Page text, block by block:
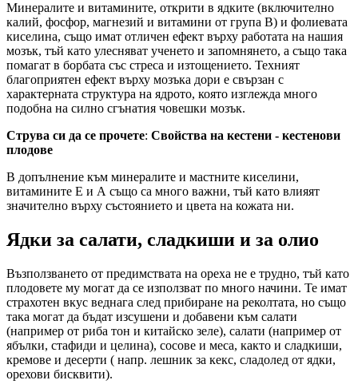
Минералите и витамините, открити в ядките (включително
калий, фосфор, магнезий и витамини от група В) и фолиевата
киселина, също имат отличен ефект върху работата на нашия
мозък, тъй като улесняват ученето и запомнянето, а също така
помагат в борбата със стреса и изтощението. Техният
благоприятен ефект върху мозъка дори е свързан с
характерната структура на ядрото, която изглежда много
подобна на силно сгънатия човешки мозък.
Струва си да се прочете: Свойства на кестени - кестенови
плодове
В допълнение към минералите и мастните киселини,
витамините Е и А също са много важни, тъй като влияят
значително върху състоянието и цвета на кожата ни.
Ядки за салати, сладкиши и за олио
Възползването от предимствата на ореха не е трудно, тъй като
плодовете му могат да се използват по много начини. Те имат
страхотен вкус веднага след прибиране на реколтата, но също
така могат да бъдат изсушени и добавени към салати
(например от риба тон и китайско зеле), салати (например от
ябълки, стафиди и целина), сосове и меса, както и сладкиши,
кремове и десерти ( напр. лешник за кекс, сладолед от ядки,
орехови бисквити).